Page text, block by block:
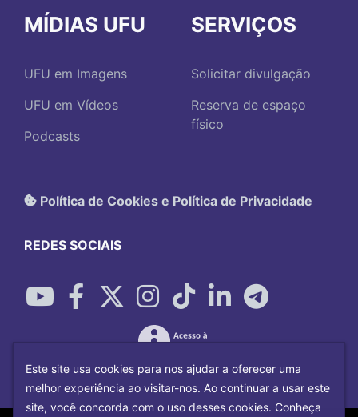
MÍDIAS UFU
UFU em Imagens
UFU em Vídeos
Podcasts
SERVIÇOS
Solicitar divulgação
Reserva de espaço
físico
Política de Cookies e Política de Privacidade
REDES SOCIAIS
Este site usa cookies para nos ajudar a oferecer uma
melhor experiência ao visitar-nos. Ao continuar a usar este
site, você concorda com o uso desses cookies. Conheça